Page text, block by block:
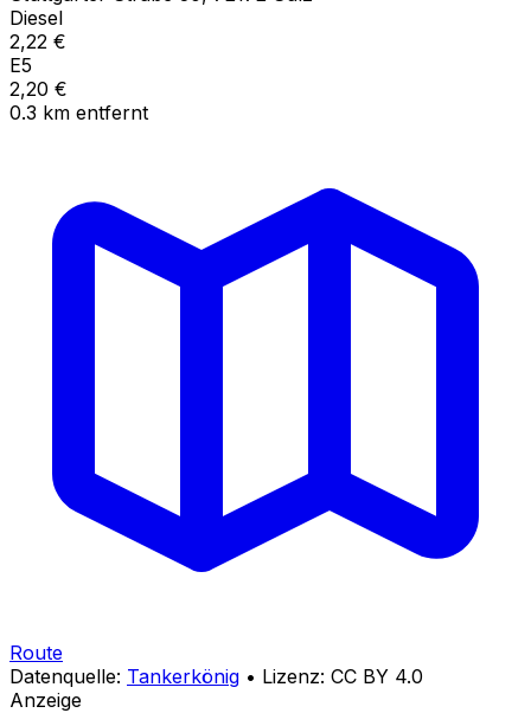
Diesel
2,22 €
E5
2,20 €
0.3 km entfernt
Route
Datenquelle: Tankerkönig • Lizenz: CC BY 4.0
Anzeige